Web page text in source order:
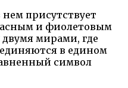
присутствует
и фиолетовым
мирами, где
в едином
символ